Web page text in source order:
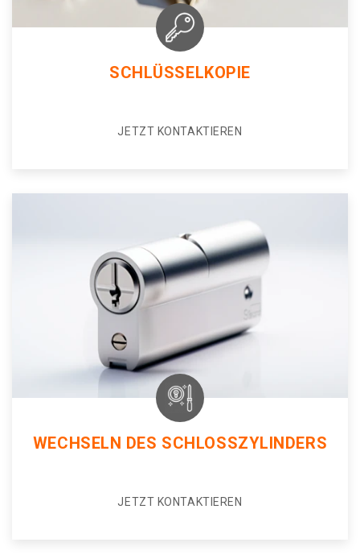
SCHLÜSSELKOPIE
JETZT KONTAKTIEREN
WECHSELN DES SCHLOSSZYLINDERS
JETZT KONTAKTIEREN